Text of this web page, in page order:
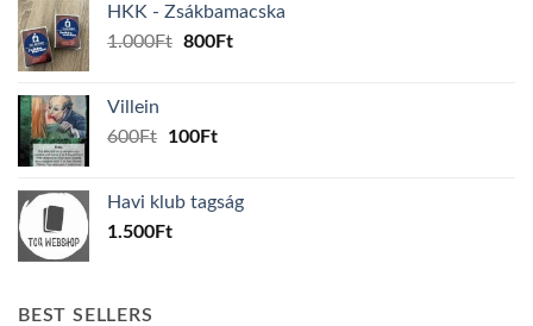
160Ft.150Ft.
HKK - Zsákbamacska
1.000Ft Original
800FtCurrent
Villein
600Ft
Original
600Ft.
100FtCurrent
100Ft.
Havi klub tagság
1.500Ft
BEST SELLERS